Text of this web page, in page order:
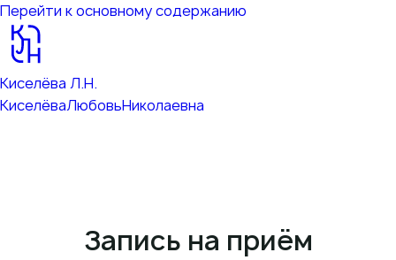
Перейти к основному содержанию
Киселёва Л.Н.
КиселёваЛюбовьНиколаевна
Запись на приём